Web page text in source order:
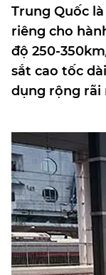
Trung Quốc
riêng cho
độ 250-
sắt cao tốc
dụng rộng rãi